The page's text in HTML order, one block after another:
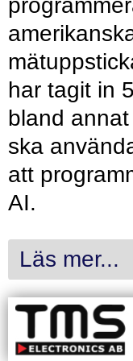
har tagit in
bland
ska
att
AI.
Läs mer...